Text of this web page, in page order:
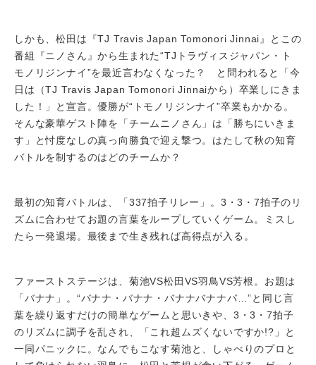
しかも、松田は『TJ Travis Japan Tomonori Jinnai』とこの
番組『ニノさん』から生まれた“TJトラヴィスジャパン・ト
モノリジンナイ”を最近言わなくなった？ と問われると「今
日は（TJ Travis Japan Tomonori Jinnaiから）卒業しにきま
した！」と宣言。優勝が“トモノリジンナイ”卒業もかかる。
そんな豪華ゲスト陣を「チームニノさん」は「勝ちにいきま
す」と忖度なしの真っ向勝負で迎え撃つ。はたして秋の知育
バトルを制するのはどのチームか？
最初の知育バトルは、「337拍子リレー」。3・3・7拍子のリ
ズムに合わせてお題の言葉をループしていくゲーム。ミスし
たら一発退場。最後まで生き残れば高得点が入る。
ファーストステージは、菊池VS松田VS羽鳥VS芳根。お題は
「バナナ」。“バナナ・バナナ・バナナバナナバ…”と同じ言
葉を繰り返すだけの簡単なゲームと思いきや、3・3・7拍子
のリズムに調子を乱され、「これ超ムズくないですか!?」と
一同パニックに。なんでもこなす菊池と、しゃべりのプロと